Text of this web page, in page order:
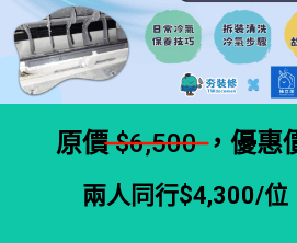
原價 $6,500 ，優惠
兩人同行$4,300/位